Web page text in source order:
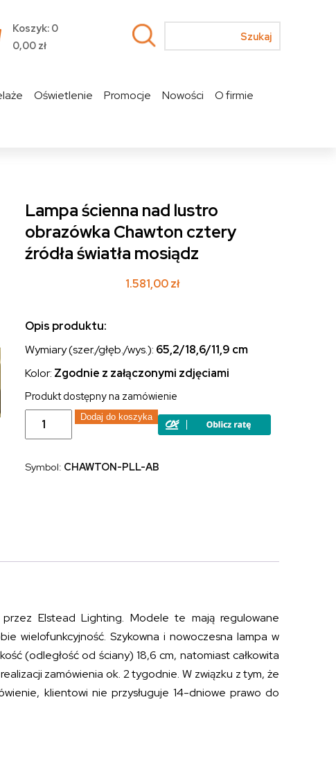
Koszyk: 0
0,00 zł
Oświetlenie Promocje Nowości
O firmie
Lampa ścienna nad lustro
obrazówka Chawton cztery
źródła światła mosiądz
1.581,00zł
Opis produktu:
Wymiary (szer./głęb./wys.): 65,2/18,6/11,9 cm
Kolor: Zgodnie z załączonymi zdjęciami
Produkt dostępny na zamówienie
ilość
Lampa
ścienna
obrazówka
Dodaj do koszyka
Symbol: CHAWTON-PLL-AB
Elstead Lighting. Modele te mają regulowane
wielofunkcyjność. Szykowna i nowoczesna lampa w
(odległość od ściany) 18,6 cm, natomiast całkowita
zamówienia ok. 2 tygodnie. W związku z tym, że
klientowi nie przysługuje 14-dniowe prawo do